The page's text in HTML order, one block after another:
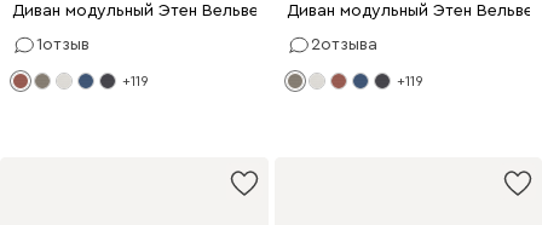
Диван модульный Этен Вельвет Терракотовый
1отзыв
+119
Диван модульный Этен
2отзыва
+119